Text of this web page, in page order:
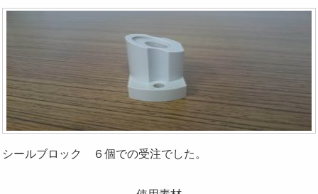
シールブロック ６個での受注でした。